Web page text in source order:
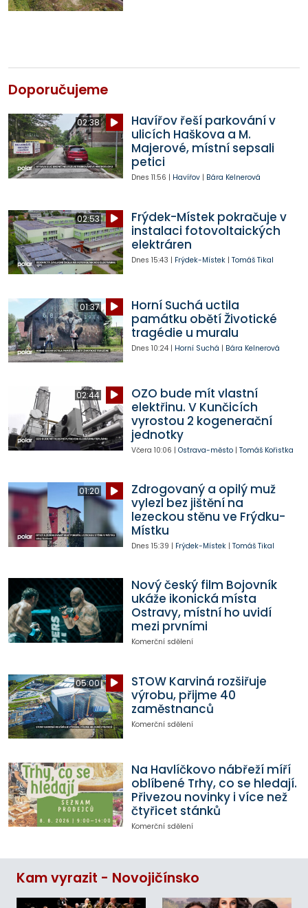
Doporučujeme
02:38
Havířov řeší parkování v
ulicích Haškova a M.
Majerové, místní sepsali
petici
Dnes 11:56 | Havířov| Bára Kelnerová
02:53
Frýdek-Místek pokračuje v
instalaci fotovoltaických
elektráren
Dnes 15:43 | Frýdek-Místek| Tomáš Tikal
01:37
Horní Suchá uctila
památku obětí Životické
tragédie u muralu
Dnes 10:24| Horní Suchá | Bára Kelnerová
02:44
OZO bude mít vlastní
elektřinu. V Kunčicích
vyrostou 2 kogenerační
jednotky
Včera 10:06 | Ostrava-město| Tomáš Kořistka
01:20
Zdrogovaný a opilý muž
vylezl bez jištění na
lezeckou stěnu ve Frýdku-
Místku
Dnes 15:39 | Frýdek-Místek| Tomáš Tikal
Nový český film Bojovník
ukáže ikonická místa
Ostravy, místní ho uvidí
mezi prvními
Komerční sdělení
05:00
STOW Karviná rozšiřuje
výrobu, přijme 40
zaměstnanců
Komerční sdělení
Na Havlíčkovo nábřeží míří
oblíbené Trhy, co se hledají.
Přivezou novinky i více než
čtyřicet stánků
Komerční sdělení
Kam vyrazit - Novojičínsko